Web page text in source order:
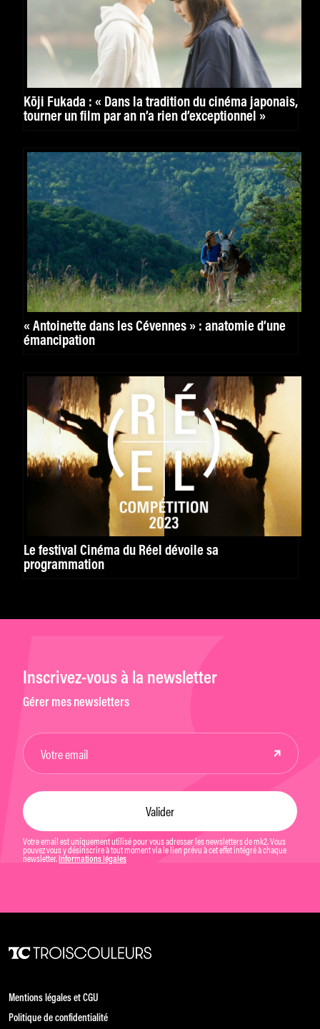
Kōji Fukada : « Dans la tradition du cinéma japonais,
tourner un film par an n’a rien d’exceptionnel »
« Antoinette dans les Cévennes » : anatomie d’une
émancipation
Le festival Cinéma du Réel dévoile sa
programmation
Inscrivez-vous à la newsletter
Gérer mes newsletters
Votre email est uniquement utilisé pour vous adresser les newsletters de mk2. Vous
pouvez vous y désinscrire à tout moment via le lien prévu à cet effet intégré à chaque
newsletter. Informations légales
Mentions légales et CGU
Politique de confidentialité